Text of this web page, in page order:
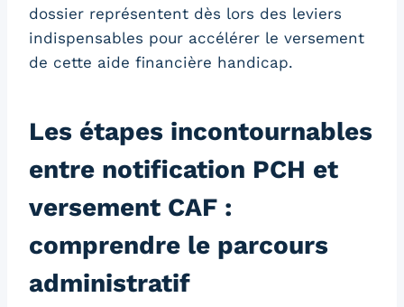
dossier représentent dès lors des leviers
indispensables pour accélérer le versement
de cette aide financière handicap.
Les étapes incontournables
entre notification PCH et
versement CAF :
comprendre le parcours
administratif